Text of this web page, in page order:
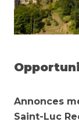
Annonces
Saint-Luc